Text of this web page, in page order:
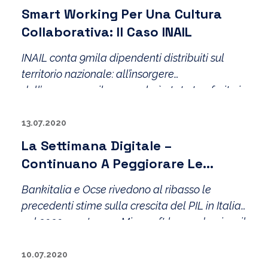
utilizzabili da qualsiasi browser hanno reso
l’individuo indipendente dalla sede aziendale.
Smart Working Per Una Cultura
Collaborativa: Il Caso INAIL
INAIL conta 9mila dipendenti distribuiti sul
territorio nazionale: all’insorgere
dell’emergenza il personale è stato trasferito in
tutta l’attività amministrativa.
13.07.2020
La Settimana Digitale –
Continuano A Peggiorare Le
Previsioni Del PIL
Bankitalia e Ocse rivedono al ribasso le
precedenti stime sulla crescita del PIL in Italia
nel 2020 mentre per Microsoft la pandemia e il
cultura del lavoro. L’ufficio del futuro? Sarà
10.07.2020